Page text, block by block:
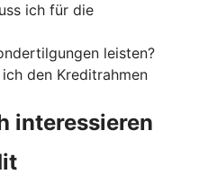
ich für die
leisten?
den Kreditrahmen
interessieren